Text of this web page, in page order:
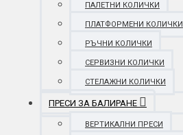
ПАЛЕТНИ КОЛИЧКИ
ПЛАТФОРМЕНИ КОЛИЧКИ
РЪЧНИ КОЛИЧКИ
СЕРВИЗНИ КОЛИЧКИ
СТЕЛАЖНИ КОЛИЧКИ
ПРЕСИ ЗА БАЛИРАНЕ
ВЕРТИКАЛНИ ПРЕСИ